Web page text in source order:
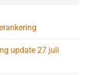
update 27 juli